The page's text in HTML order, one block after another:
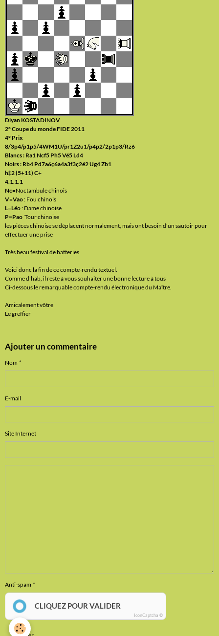
Diyan KOSTADINOV
2° Coupe du monde FIDE 2011
4° Prix
8/3p4/p1p5/4WM1U/pr1Z2u1/p4p2/2p1p3/Rz6
Blancs : Ra1 Ncf5 Ph5 Vé5 Ld4
Noirs : Rb4 Pd7a6ç6a4a3f3ç2é2 Ug4 Zb1
h‡2 (5+11) C+
4.1.1.1
Nc=Noctambule chinois
V=Vao: Fou chinois
L=Léo: Dame chinoise
P=Pao Tour chinoise
les pièces chinoise se déplacent normalement, mais ont besoin d'un sautoir pour
effectuer une prise
Très beau festival de batteries
Voici donc la fin de ce compte-rendu textuel.
Comme d'hab, il reste à vous souhaiter une bonne lecture à tous
Ci-dessous le remarquable compte-rendu électronique du Maître.
Amicalement vôtre
Le greffier
Ajouter un commentaire
Nom
E-mail
Site Internet
Anti-spam
CLIQUEZ POUR VALIDER
IconCaptcha ©